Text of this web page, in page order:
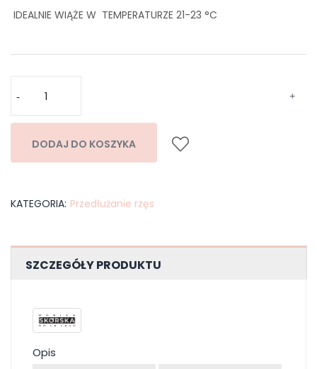
IDEALNIE WIĄŻE W TEMPERATURZE 21-23 °C
DODAJ DO KOSZYKA
KATEGORIA: Przedłużanie rzęs
SZCZEGÓŁY PRODUKTU
Opis